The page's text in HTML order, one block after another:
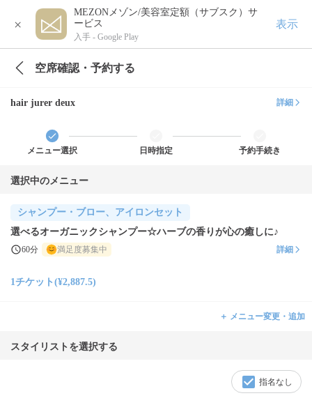
×
MEZONメゾン/美容室定額（サブスク）サ
ービス
入手 - Google Play
表示
空席確認・予約する
hair jurer deux 詳細
メニュー選択 日時指定 予約手続き
選択中のメニュー
シャンプー・ブロー、アイロンセット
選べるオーガニックシャンプー☆ハーブの香りが心の癒しに♪
60分 満足度募集中 詳細
1チケット(¥2,887.5)
＋ メニュー変更・追加
スタイリストを選択する
指名なし